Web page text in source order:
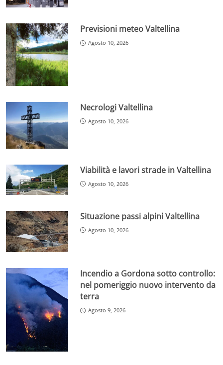
Previsioni meteo Valtellina
Agosto 10, 2026
Necrologi Valtellina
Agosto 10, 2026
Viabilità e lavori strade in Valtellina
Agosto 10, 2026
Situazione passi alpini Valtellina
Agosto 10, 2026
Incendio a Gordona sotto controllo:
nel pomeriggio nuovo intervento da
terra
Agosto 9, 2026